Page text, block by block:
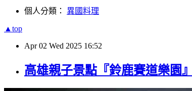
個人分類： 異國料理
▲top
Apr 02 Wed 2025 16:52
高雄親子景點『鈴鹿賽道樂園